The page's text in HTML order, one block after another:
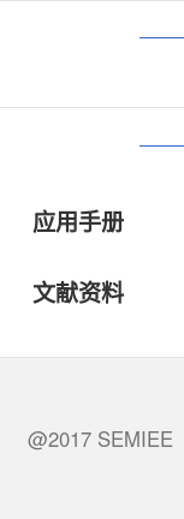
应用手册
文献资料
@2017 SEMIEE